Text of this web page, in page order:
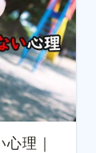
理｜